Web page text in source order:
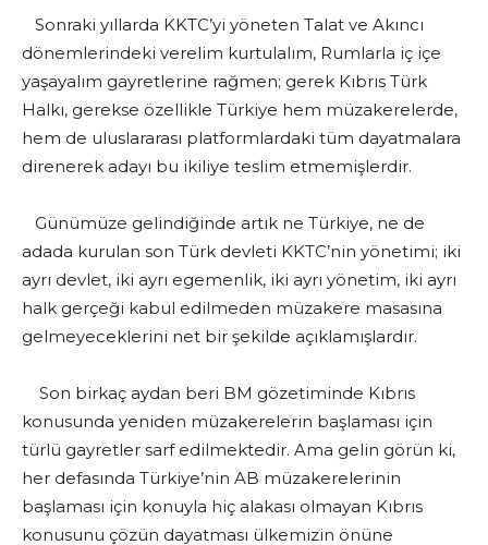
Sonraki yıllarda KKTC’yi yöneten Talat ve Akıncı
dönemlerindeki verelim kurtulalım, Rumlarla iç içe
yaşayalım gayretlerine rağmen; gerek Kıbrıs Türk
Halkı, gerekse özellikle Türkiye hem müzakerelerde,
hem de uluslararası platformlardaki tüm dayatmalara
direnerek adayı bu ikiliye teslim etmemişlerdir.
Günümüze gelindiğinde artık ne Türkiye, ne de
adada kurulan son Türk devleti KKTC’nin yönetimi; iki
ayrı devlet, iki ayrı egemenlik, iki ayrı yönetim, iki ayrı
halk gerçeği kabul edilmeden müzakere masasına
gelmeyeceklerini net bir şekilde açıklamışlardır.
Son birkaç aydan beri BM gözetiminde Kıbrıs
konusunda yeniden müzakerelerin başlaması için
türlü gayretler sarf edilmektedir. Ama gelin görün ki,
her defasında Türkiye’nin AB müzakerelerinin
başlaması için konuyla hiç alakası olmayan Kıbrıs
konusunu çözün dayatması ülkemizin önüne